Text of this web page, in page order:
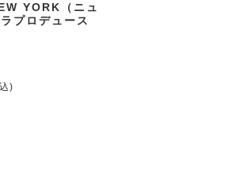
YORK（ニュ
プロデュース
)